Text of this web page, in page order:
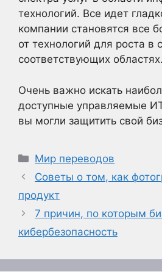
технологий. Все идет
компании становятся все
от технологий для роста в
соответствующих областях.
Очень важно искать
доступные управляемые
вы могли защитить свой
Рубрики
Мир переводов
Советы о том, как
продукт
7 причин, по которым
кибербезопасность